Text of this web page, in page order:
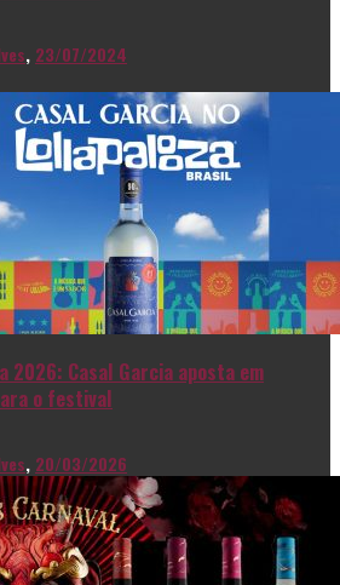
, 23/07/2024
2026: Casal Garcia aposta em
o festival
, 20/03/2026